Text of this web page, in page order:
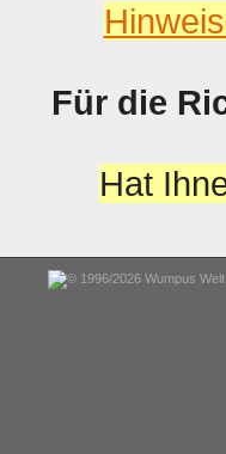
Für die
Hat
© 1996/2026 Wumpus